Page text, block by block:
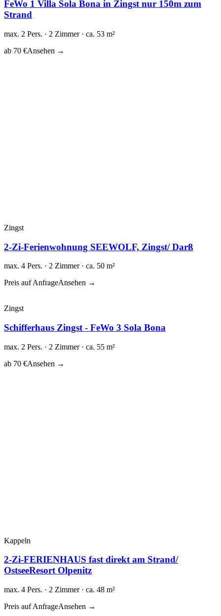
FeWo 1 Villa Sola Bona in Zingst nur 150m zum
Strand
max. 2 Pers. · 2 Zimmer · ca. 53 m²
ab 70 €Ansehen →
Zingst
2-Zi-Ferienwohnung SEEWOLF, Zingst/ Darß
max. 4 Pers. · 2 Zimmer · ca. 50 m²
Preis auf AnfrageAnsehen →
Zingst
Schifferhaus Zingst - FeWo 3 Sola Bona
max. 2 Pers. · 2 Zimmer · ca. 55 m²
ab 70 €Ansehen →
Kappeln
2-Zi-FERIENHAUS fast direkt am Strand/
OstseeResort Olpenitz
max. 4 Pers. · 2 Zimmer · ca. 48 m²
Preis auf AnfrageAnsehen →